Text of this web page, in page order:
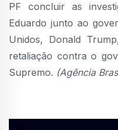
PF concluir as
Eduardo junto ao
Unidos, Donald
retaliação contra o
Supremo. (Agência